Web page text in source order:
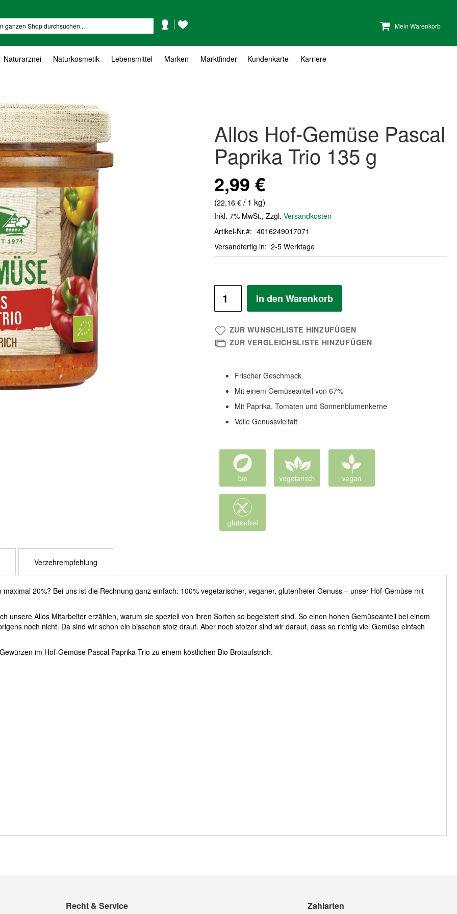
Mein Warenkorb
KontoWunschzettel
Naturarznei Naturkosmetik Lebensmittel Marken Marktfinder Kundenkarte Karriere
Allos Hof-Gemüse Pascal
Paprika Trio 135 g
2,99 €
(22,16 €/ 1 kg)
Inkl. 7% MwSt., Zzgl. Versandkosten
Artikel-Nr.
4016249017071
Versandfertig in
2-5 Werktage
In den Warenkorb
ZUR WUNSCHLISTE HINZUFÜGEN
ZUR VERGLEICHSLISTE HINZUFÜGEN
Frischer Geschmack
Mit einem Gemüseanteil von 67%
Mit Paprika, Tomaten und Sonnenblumenkerne
Volle Genussvielfalt
20%? Bei uns ist die Rechnung ganz einfach: 100% vegetarischer, veganer, glutenfreier Genuss – unser Hof-Gemüse mit
unsere Allos Mitarbeiter erzählen, warum sie speziell von ihren Sorten so begeistert sind. So einen hohen Gemüseanteil bei einem
noch nicht. Da sind wir schon ein bisschen stolz drauf. Aber noch stolzer sind wir darauf, dass so richtig viel Gemüse einfach
im Hof-Gemüse Pascal Paprika Trio zu einem köstlichen Bio Brotaufstrich.
Verzehrempfehlung
Recht & Service Zahlarten